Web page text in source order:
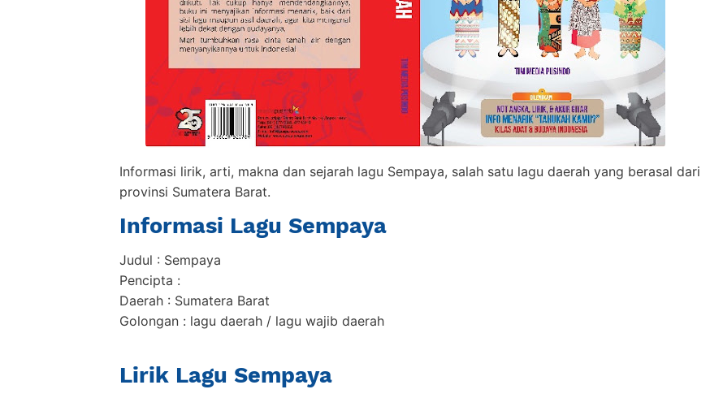
Informasi lirik, arti, makna dan sejarah lagu Sempaya, salah satu lagu daerah yang berasal dari
provinsi Sumatera Barat.
Informasi Lagu Sempaya
Judul : Sempaya
Pencipta :
Daerah : Sumatera Barat
Golongan : lagu daerah / lagu wajib daerah
Lirik Lagu Sempaya